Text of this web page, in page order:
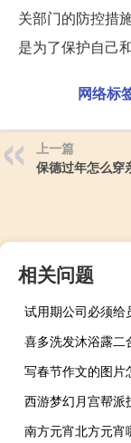
关部门的防控措
是为了保护自己
网络标
上一篇
保德过年怎么穿
相关问题
写春节作文的图片
西游梦幻月宫帮派
南方元宵北方元宵